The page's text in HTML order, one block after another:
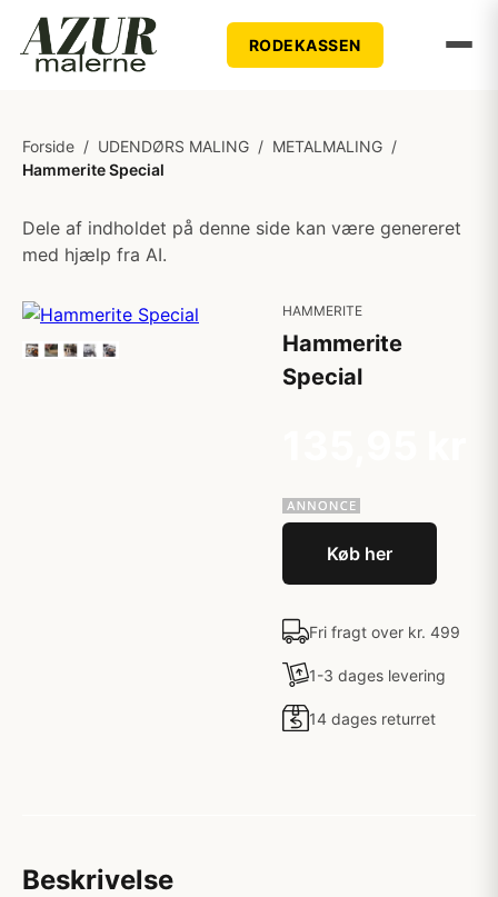
RODEKASSEN
Forside / UDENDØRS MALING / METALMALING /
Hammerite Special
Dele af indholdet på denne side kan være genereret
med hjælp fra AI.
HAMMERITE
Hammerite
Special
Køb her
Fri fragt over kr. 499
1-3 dages levering
14 dages returret
Beskrivelse